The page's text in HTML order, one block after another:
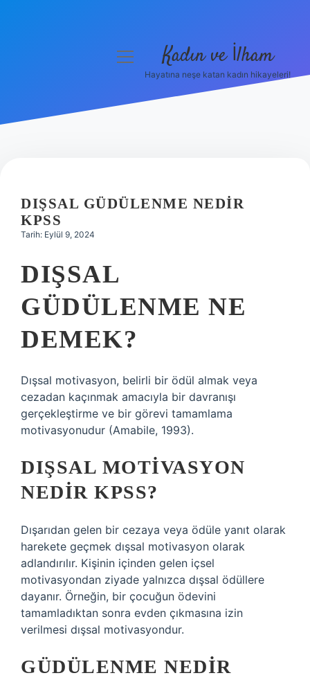
Hakkımızda
menüyü
Kadın ve İlham
Hayatına neşe katan kadın hikayeleri!
DIŞSAL GÜDÜLENME NEDIR
KPSS
Tarih: Eylül 9, 2024
DIŞSAL
GÜDÜLENME NE
DEMEK?
Dışsal motivasyon, belirli bir ödül almak veya
cezadan kaçınmak amacıyla bir davranışı
gerçekleştirme ve bir görevi tamamlama
motivasyonudur (Amabile, 1993).
DIŞSAL MOTIVASYON
NEDIR KPSS?
Dışarıdan gelen bir cezaya veya ödüle yanıt olarak
harekete geçmek dışsal motivasyon olarak
adlandırılır. Kişinin içinden gelen içsel
motivasyondan ziyade yalnızca dışsal ödüllere
dayanır. Örneğin, bir çocuğun ödevini
tamamladıktan sonra evden çıkmasına izin
verilmesi dışsal motivasyondur.
GÜDÜLENME NEDIR